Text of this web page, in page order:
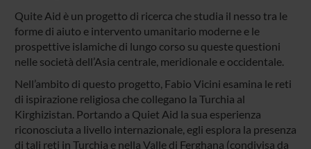
Quite Aid è un progetto di ricerca che studia il nesso tra le
forme di aiuto e intervento umanitario moderne e le
prospettive islamiche di lungo corso su queste questioni
nelle società dell’Asia centrale, meridionale e occidentale.
Nell’ambito di questo progetto, Fabio Vicini esamina le reti
di ispirazione religiosa che collegano la Turchia al
Kirghizistan. Portando a Quiet Aid la sua esperienza
riconosciuta a livello internazionale, egli esplora la presenza
di tali reti in Turchia e nella Valle di Ferghana (condivisa da